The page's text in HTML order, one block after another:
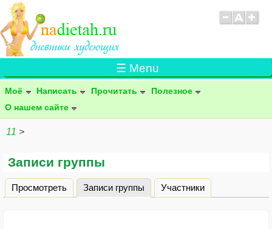
☰ Menu
Моё Написать Прочитать
Полезное
О нашем сайте
11 >
Записи группы
Главные вкладки
Просмотреть Записи группы (активная вкладка)
Участники